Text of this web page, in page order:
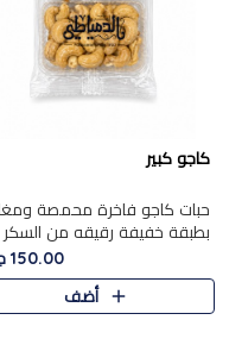
كاجو كبير
حبات كاجو فاخرة محمصة
بطبقة خفيفة رقيقه من السكر
المكرمل، تجمع بين توازن
زبدية غنية فاخرة والقرمشة
المرضية في حلوى شرقية بطاب..
150.00 جنيه
أضف